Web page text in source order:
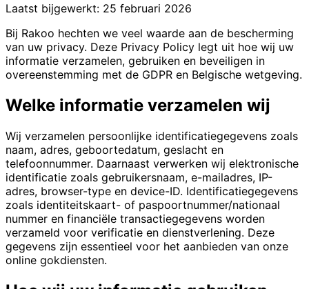
Laatst bijgewerkt: 25 februari 2026
Bij Rakoo hechten we veel waarde aan de bescherming
van uw privacy. Deze Privacy Policy legt uit hoe wij uw
informatie verzamelen, gebruiken en beveiligen in
overeenstemming met de GDPR en Belgische wetgeving.
Welke informatie verzamelen wij
Wij verzamelen persoonlijke identificatiegegevens zoals
naam, adres, geboortedatum, geslacht en
telefoonnummer. Daarnaast verwerken wij elektronische
identificatie zoals gebruikersnaam, e-mailadres, IP-
adres, browser-type en device-ID. Identificatiegegevens
zoals identiteitskaart- of paspoortnummer/nationaal
nummer en financiële transactiegegevens worden
verzameld voor verificatie en dienstverlening. Deze
gegevens zijn essentieel voor het aanbieden van onze
online gokdiensten.